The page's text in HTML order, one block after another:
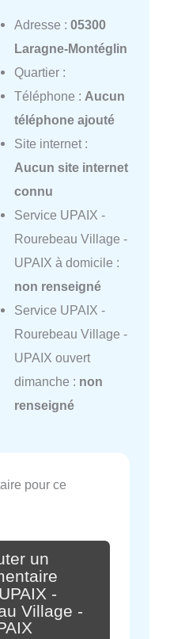
Adresse : 05300
Laragne-Montéglin
Quartier :
Téléphone : Aucun
téléphone ajouté
Site internet :
Aucun site internet
connu
Service UPAIX -
Rourebeau Village -
UPAIX à domicile :
non renseigné
Service UPAIX -
Rourebeau Village -
UPAIX ouvert
dimanche : non
renseigné
pour ce
un
-
Village -